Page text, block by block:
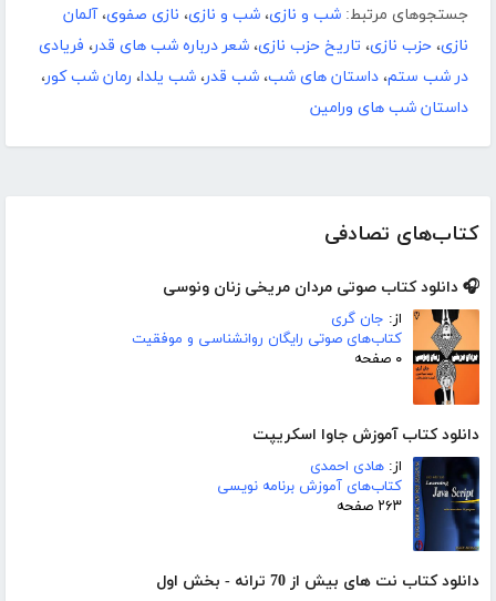
کتاب‌های تصادفی
🎧 دانلود کتاب صوتی مردان مریخی زنان ونوسی
از: جان گری
کتاب‌های صوتی رایگان روانشناسی و موفقیت
۰ صفحه
دانلود کتاب آموزش جاوا اسکریپت
از: هادی احمدی
کتاب‌های آموزش برنامه نویسی
۲۶۳ صفحه
دانلود کتاب نت های بیش از 70 ترانه - بخش اول
جستجوهای مرتبط: شب و نازی، شب و نازی، نازی صفوی،آلمان
نازی، حزب نازی، تاریخ حزب نازی، شعر درباره شب های قدر، فریادی
در شب ستم، داستان های شب، شب قدر، شب یلدا، رمان شب کور،
داستان شب های ورامین